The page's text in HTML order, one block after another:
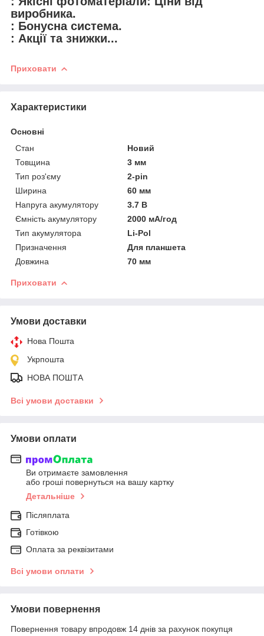
виробника.
: Бонусна система.
: Акції та знижки...
Приховати
Характеристики
Основні
Стан
Новий
Товщина
3 мм
Тип роз'єму
2-pin
Ширина
60 мм
Напруга акумулятору
3.7 В
Ємність акумулятору
2000 мА/год
Тип акумулятора
Li-Pol
Призначення
Для планшета
Довжина
70 мм
Приховати
Умови доставки
Нова Пошта
Укрпошта
НОВА ПОШТА
Всі умови доставки
Умови оплати
Ви отримаєте замовлення
або гроші повернуться на вашу картку
Детальніше
Післяплата
Готівкою
Оплата за реквізитами
Всі умови оплати
Умови повернення
Повернення товару впродовж 14 днів за рахунок покупця